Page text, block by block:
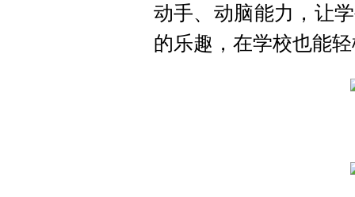
动手、动脑能力，让
的乐趣，在学校也能